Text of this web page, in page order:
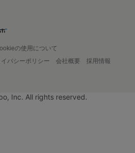
の使用について
イバシーポリシー 会社概要
採用情報
Inc. All rights reserved.